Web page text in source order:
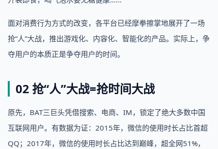
面对消费行为方式的改变，各平台已经摩拳擦掌地展开了一场
抢“人”大战，推出游戏化、内容化、智能化的产品。实际上，争
夺用户的本质正是争夺用户的时间。
02 抢“人”大战=抢时间大战
原先，BAT三巨头凭借搜索、电商、IM，锁定了绝大多数中国
互联网用户。有数据为证：2015年，微信的使用时长占比首超
QQ；2017年，微信的使用时长占比达到巅峰，超全网51%，